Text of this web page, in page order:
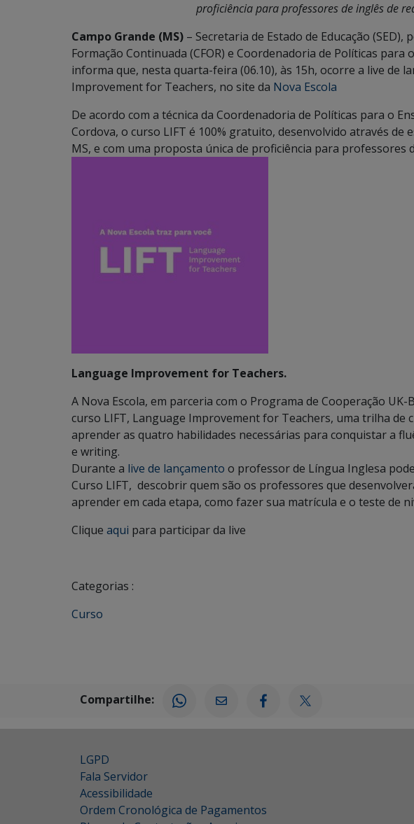
proficiência para professores de inglês de
Campo Grande (MS) – Secretaria de Estado de Educação
Formação Continuada (CFOR) e Coordenadoria de Políticas para
informa que, nesta quarta-feira (06.10), às 15h, ocorre a live de
Improvement for Teachers, no site da Nova Escola
De acordo com a técnica da Coordenadoria de Políticas para o
Cordova, o curso LIFT é 100% gratuito, desenvolvido através de
MS, e com uma proposta única de proficiência para professores
Language Improvement for Teachers.
A Nova Escola, em parceria com o Programa de Cooperação
curso LIFT, Language Improvement for Teachers, uma trilha de
aprender as quatro habilidades necessárias para conquistar a
e writing.
Durante a live de lançamento o professor de Língua Inglesa
Curso LIFT, descobrir quem são os professores que
aprender em cada etapa, como fazer sua matrícula e o teste de
Clique aqui para participar da live
Categorias :
Curso
Compartilhe:
LGPD
Fala Servidor
Acessibilidade
Ordem Cronológica de Pagamentos